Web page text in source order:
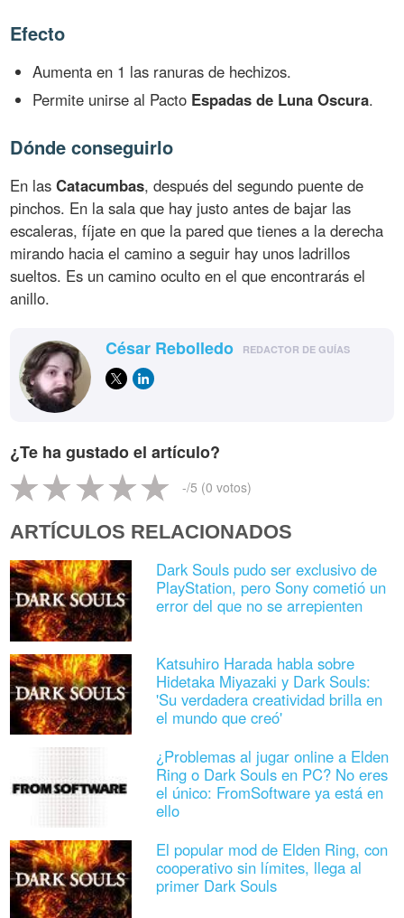
Efecto
Aumenta en 1 las ranuras de hechizos.
Permite unirse al Pacto Espadas de Luna Oscura.
Dónde conseguirlo
En lasCatacumbas, después del segundo puente de
pinchos. En la sala que hay justo antes de bajar las
escaleras, fíjate en que la pared que tienes a la derecha
mirando hacia el camino a seguir hay unos ladrillos
sueltos. Es un camino oculto en el que encontrarás el
anillo.
César Rebolledo REDACTOR DE GUÍAS
¿Te ha gustado el artículo?
-/5 (0 votos)
ARTÍCULOS RELACIONADOS
Dark Souls pudo ser exclusivo de
PlayStation, pero Sony cometió un
error del que no se arrepienten
Katsuhiro Harada habla sobre
Hidetaka Miyazaki y Dark Souls:
'Su verdadera creatividad brilla en
el mundo que creó'
¿Problemas al jugar online a Elden
Ring o Dark Souls en PC? No eres
el único: FromSoftware ya está en
ello
El popular mod de Elden Ring, con
cooperativo sin límites, llega al
primer Dark Souls